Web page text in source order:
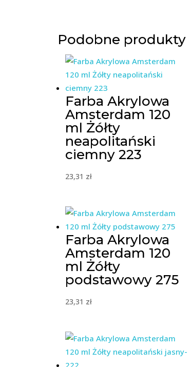
Podobne produkty
Farba Akrylowa
Amsterdam 120
ml Żółty
neapolitański
ciemny 223
23,31 zł
Farba Akrylowa
Amsterdam 120
ml Żółty
podstawowy 275
23,31 zł